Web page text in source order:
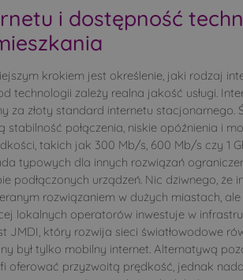
i dostępność
krokiem jest określenie, jaki rodzaj
technologii zależy realna jakość usługi.
za złoty standard internetu stacjonarnego.
stabilność połączenia, niskie opóźnienia i
takich jak 300 Mb/s, 600 Mb/s czy 1
typowych dla innych rozwiązań
podłączonych urządzeń. Nic dziwnego, że
rozwiązaniem w dużych miastach,
lokalnych operatorów inwestuje w
JMDI, który rozwija sieci światłowodowe
był tylko mobilny internet. Alternatywą
oferować przyzwoitą prędkość, jednak